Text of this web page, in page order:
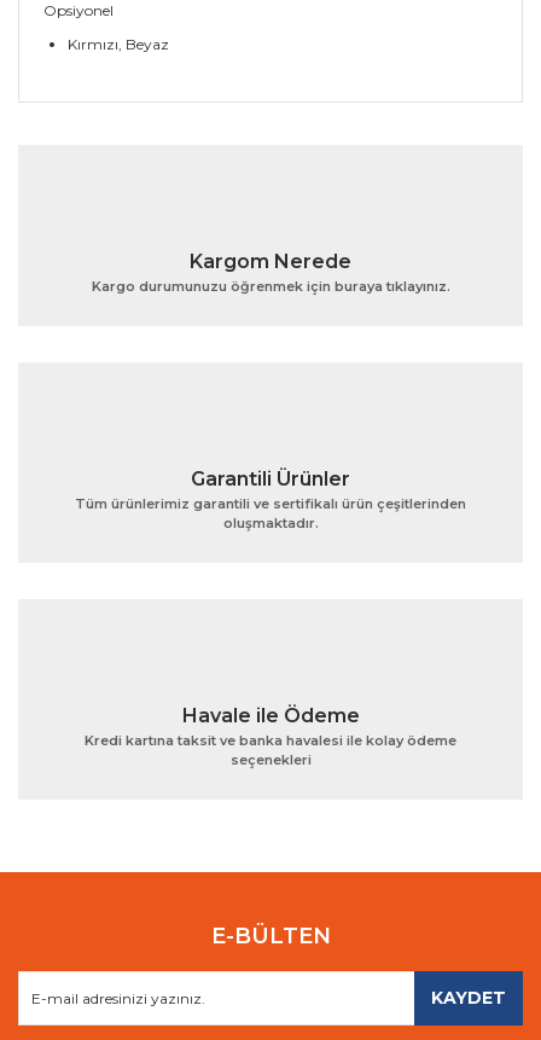
Opsiyonel
Kırmızı, Beyaz
Bu ürünün fiyat bilgisi, resim, ürün açıklamalarında ve
Ürün açıklamasında eksik bilgiler bulunuyor.
Gönder
Kargom Nerede
Kargo durumunuzu öğrenmek için buraya tıklayınız.
Garantili Ürünler
Tüm ürünlerimiz garantili ve sertifikalı ürün çeşitlerinden
oluşmaktadır.
Havale ile Ödeme
Kredi kartına taksit ve banka havalesi ile kolay ödeme
seçenekleri
E-BÜLTEN
KAYDET